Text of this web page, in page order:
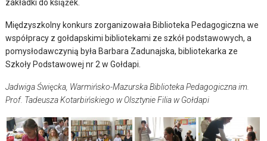
zakładki do książek.
Międzyszkolny konkurs zorganizowała Biblioteka Pedagogiczna we
współpracy z gołdapskimi bibliotekami ze szkół podstawowych, a
pomysłodawczynią była Barbara Zadunajska, bibliotekarka ze
Szkoły Podstawowej nr 2 w Gołdapi.
Jadwiga Święcka, Warmińsko-Mazurska Biblioteka Pedagogiczna im.
Prof. Tadeusza Kotarbińskiego w Olsztynie Filia w Gołdapi